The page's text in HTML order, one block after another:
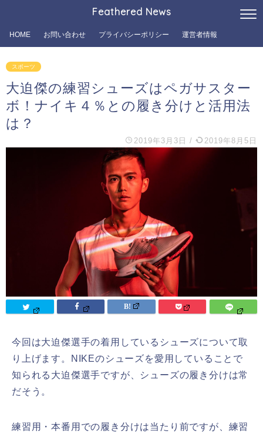
Feathered News
HOME お問い合わせ プライバシーポリシー 運営者情報
スポーツ
大迫傑の練習シューズはペガサスター
ボ！ナイキ４％との履き分けと活用法
は？
2019年3月3日 / 2019年8月5日
今回は大迫傑選手の着用しているシューズについて取
り上げます。NIKEのシューズを愛用していることで
知られる大迫傑選手ですが、シューズの履き分けは常
だそう。
練習用・本番用での履き分けは当たり前ですが、練習